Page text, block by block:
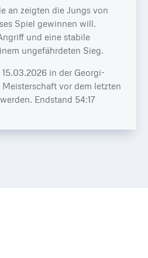
an zeigten die Jungs von
Spiel gewinnen will.
und eine stabile
ungefährdeten Sieg.
in der Georgi-
vor dem letzten
Endstand 54:17